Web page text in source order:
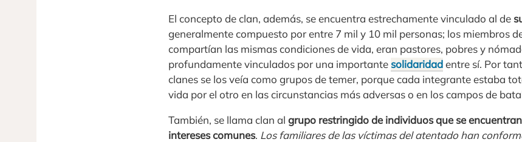
El concepto de clan, además, se encuentra estrechamente vinculado al de
generalmente compuesto por entre 7 mil y 10 mil personas; los miembros
compartían las mismas condiciones de vida, eran pastores, pobres y
profundamente vinculados por una importante solidaridadentre sí. Por
clanes se los veía como grupos de temer, porque cada integrante estaba
vida por el otro en las circunstancias más adversas o en los campos de
También, se llama clan al grupo restringido de individuos que se
intereses comunes. Los familiares de las víctimas del atentado han